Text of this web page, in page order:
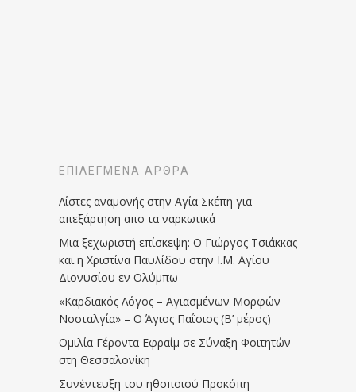
ΕΠΙΛΕΓΜΈΝΑ ΆΡΘΡΑ
Λίστες αναμονής στην Αγία Σκέπη για
απεξάρτηση απο τα ναρκωτικά
Μια ξεχωριστή επίσκεψη: Ο Γιώργος Τσιάκκας
και η Χριστίνα Παυλίδου στην Ι.Μ. Αγίου
Διονυσίου εν Ολύμπω
«Καρδιακός Λόγος – Αγιασμένων Μορφών
Νοσταλγία» – Ο Άγιος Παΐσιος (Β’ μέρος)
Ομιλία Γέροντα Εφραίμ σε Σύναξη Φοιτητών
στη Θεσσαλονίκη
Συνέντευξη του ηθοποιού Προκόπη